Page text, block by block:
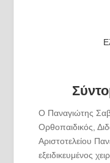
Ο Παναγιώτης
Ορθοπαιδικός,
Αριστοτελείου
εξειδικευμένος